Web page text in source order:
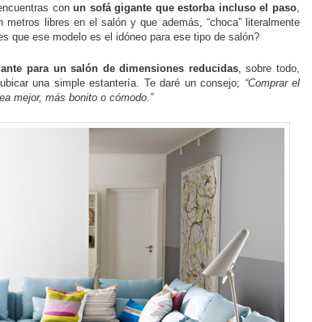
conun sofá gigante que estorba incluso el paso
libres en el salón y que además, “choca” literalmente
que ese modelo es el idóneo para ese tipo de salón?
para un salón de dimensiones reducidas, sobre todo,
una simple estantería. Te daré un consejo; “Comprar el
mejor, más bonito o cómodo.”